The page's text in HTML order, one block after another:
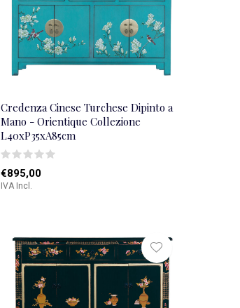
Credenza Cinese Turchese Dipinto a
Mano - Orientique Collezione
L40xP35xA85cm
€895,00
IVA Incl.